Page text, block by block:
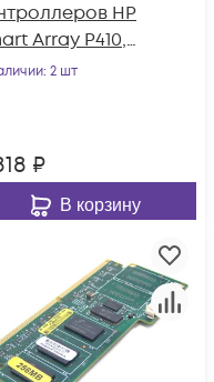
HP
Array P410,
: 2 шт
₽
В корзину